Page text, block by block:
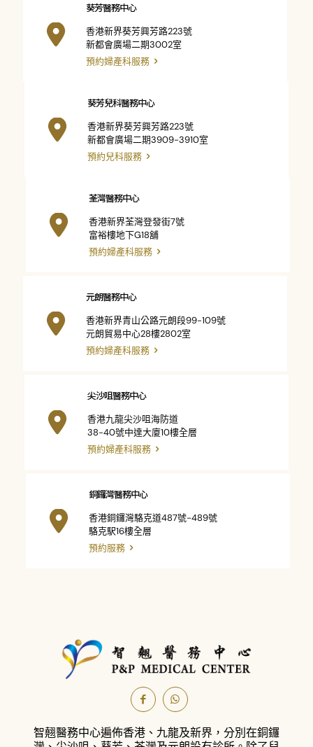
葵芳醫務中心
香港新界葵芳興芳路223號
新都會廣場二期3002室
預約婦產科服務
葵芳兒科醫務中心
香港新界葵芳興芳路223號
新都會廣場二期3909-3910室
預約兒科服務
荃灣醫務中心
香港新界荃灣登發街7號
富裕樓地下G18舖
預約婦產科服務
元朗醫務中心
香港新界青山公路元朗段99-109號
元朗貿易中心28樓2802室
預約婦產科服務
尖沙咀醫務中心
香港九龍尖沙咀海防道
38-40號中達大廈10樓全層
預約婦產科服務
銅鑼灣醫務中心
香港銅鑼灣駱克道487號-489號
駱克駅16樓全層
預約服務
智翹醫務中心遍佈香港、九龍及新界，分別在銅鑼